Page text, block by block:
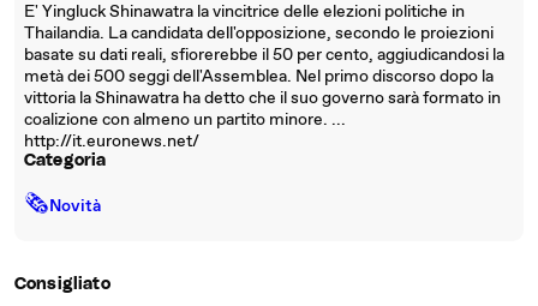
E' Yingluck Shinawatra la vincitrice delle elezioni politiche in
Thailandia. La candidata dell'opposizione, secondo le proiezioni
basate su dati reali, sfiorerebbe il 50 per cento, aggiudicandosi la
metà dei 500 seggi dell'Assemblea. Nel primo discorso dopo la
vittoria la Shinawatra ha detto che il suo governo sarà formato in
coalizione con almeno un partito minore. ...
http://it.euronews.net/
Categoria
🗞Novità
Consigliato